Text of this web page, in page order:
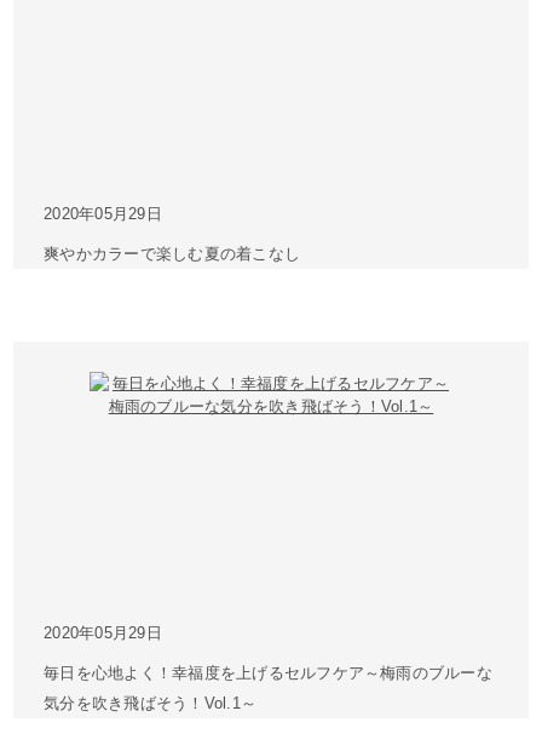
2020年05月29日
爽やかカラーで楽しむ夏の着こなし
2020年05月29日
毎日を心地よく！幸福度を上げるセルフケア～梅雨のブルーな
気分を吹き飛ばそう！Vol.1～